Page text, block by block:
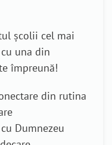
școlii cel mai
una din
împreună!
din rutina
Dumnezeu